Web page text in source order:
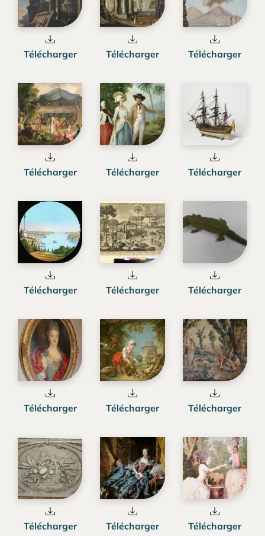
Télécharger Télécharger Télécharger
Télécharger Télécharger Télécharger
Télécharger Télécharger Télécharger
Télécharger Télécharger Télécharger
Télécharger Télécharger Télécharger